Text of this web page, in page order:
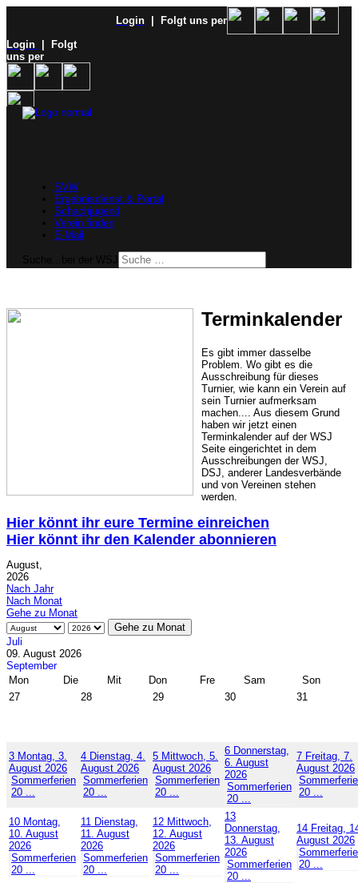
Login
| Folgt uns per
Login
| Folgt
uns per
SVW
Ergebnisdienst & Portal
Schachjugend
Verein finden
E-Mail
Terminkalender
Es gibt immer dasselbe
Problem. Wo gibt es die
Ausschreibung für dieses
Turnier, wie kann ein Verein auf
sein Turnier aufmerksam
machen.... Aus diesem Grund
haben wir jetzt einen
Terminkalender auf der WSJ
Seite eingerichtet in dem
Ausschreibungen der WSJ,
DSJ, anderer Landesverbände
und von Vereinen stehen
werden.
Hier könnt ihr eure Termine einreichen
Hier könnt ihr den Kalender abonnieren
August,
2026
Nach Jahr
Nach Monat
Gehe zu Monat
Gehe zu Monat
Juli
09. August 2026
September
Mon
Die Mit Don Fre Sam
Son
27
28 29 30 31
3 Montag, 3.
August 2026
Sommerferien
20 ...
4 Dienstag, 4.
August 2026
Sommerferien
20 ...
5 Mittwoch, 5.
August 2026
Sommerferien
20 ...
6 Donnerstag,
6. August
2026
Sommerferien
20 ...
7 Freitag, 7.
August 2026
20 ...
10 Montag,
10. August
2026
Sommerferien
20 ...
11 Dienstag,
11. August
2026
Sommerferien
20 ...
12 Mittwoch,
12. August
2026
Sommerferien
20 ...
13
Donnerstag,
13. August
2026
Sommerferien
20 ...
14 Freitag,
August 2026
20 ...